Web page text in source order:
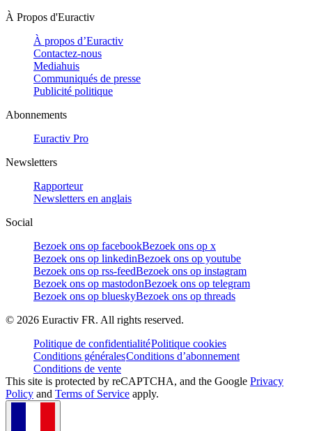
À Propos d'Euractiv
À propos d’Euractiv
Contactez-nous
Mediahuis
Communiqués de presse
Publicité politique
Abonnements
Euractiv Pro
Newsletters
Rapporteur
Newsletters en anglais
Social
Bezoek ons op facebookBezoek ons op x
Bezoek ons op linkedinBezoek ons op youtube
Bezoek ons op rss-feedBezoek ons op instagram
Bezoek ons op mastodonBezoek ons op telegram
Bezoek ons op blueskyBezoek ons op threads
© 2026 Euractiv FR. All rights reserved.
Politique de confidentialitéPolitique cookies
Conditions généralesConditions d’abonnement
Conditions de vente
This site is protected by reCAPTCHA, and the Google Privacy
Policy and Terms of Service apply.